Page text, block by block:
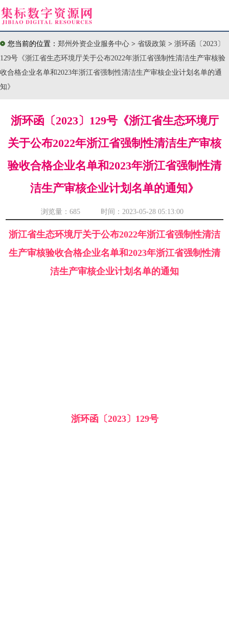
您当前的位置： 郑州外资企业服务中心 > 省级政策 > 浙环函〔2023〕
129号《浙江省生态环境厅关于公布2022年浙江省强制性清洁生产审核验
收合格企业名单和2023年浙江省强制性清洁生产审核企业计划名单的通
知》
浙环函〔2023〕129号《浙江省生态环境厅
关于公布2022年浙江省强制性清洁生产审核
验收合格企业名单和2023年浙江省强制性清
洁生产审核企业计划名单的通知》
浏览量： 685 时间：2023-05-28 05:13:00
浙江省生态环境厅关于公布2022年浙江省强制性清洁
生产审核验收合格企业名单和2023年浙江省强制性清
洁生产审核企业计划名单的通知
浙环函〔2023〕129号